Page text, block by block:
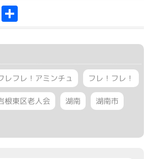
Line
有
レフレ！アミンチュ フレ！フレ！
根東区老人会 湖南 湖南市